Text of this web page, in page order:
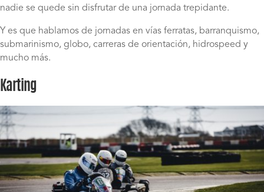
nadie se quede sin disfrutar de una jornada trepidante.
Y es que hablamos de jornadas en vías ferratas, barranquismo,
submarinismo, globo, carreras de orientación, hidrospeed y
mucho más.
Karting